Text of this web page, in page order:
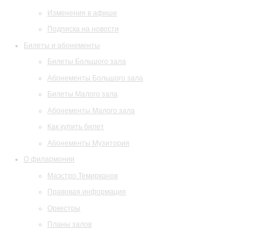
Изменения в афише
Подписка на новости
Билеты и абонементы
Билеты Большого зала
Абонементы Большого зала
Билеты Малого зала
Абонементы Малого зала
Как купить билет
Абонементы Музитория
О филармонии
Маэстро Темирканов
Правовая информация
Оркестры
Планы залов